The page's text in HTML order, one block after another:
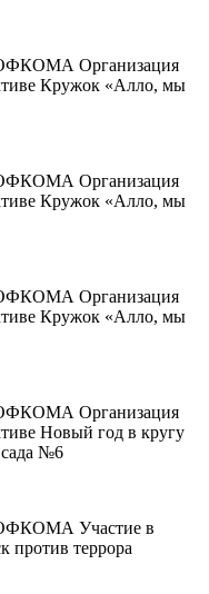
Организация
Кружок «Алло, мы
Организация
Кружок «Алло, мы
Организация
Кружок «Алло, мы
Организация
Новый год в кругу
№6
Участие в
против террора